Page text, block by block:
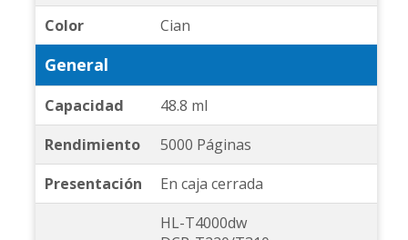
Color Cian
General
Capacidad
48.8 ml
Rendimiento
5000 Páginas
Presentación
En caja cerrada
HL-T4000dw